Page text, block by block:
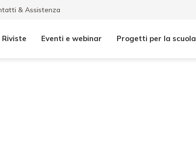
& Assistenza
Riviste Eventi e webinar Progetti per la scuola